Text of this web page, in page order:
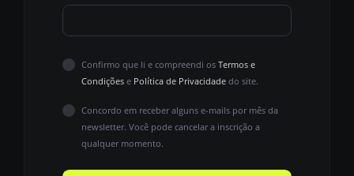
Confirmo que li e compreendi os Termos e
Condições e Política de Privacidade do site.
Concordo em receber alguns e-mails por mês da
newsletter. Você pode cancelar a inscrição a
qualquer momento.